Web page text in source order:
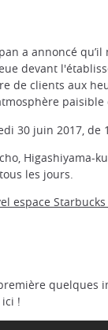
a annoncé qu’il
devant
de clients aux
30 juin 2017, de
Higashiyama-
les jours.
espace
quelques
!